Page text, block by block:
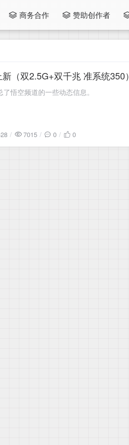
商务合作 赞助创作者
28（双2.5G+双千兆 准系统350）
了悟空频道的一些动态信息。
7015 0 0